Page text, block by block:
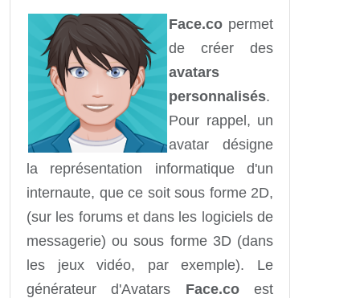
Face.co permet
de créer des
avatars
personnalisés.
Pour rappel, un
avatar désigne
la représentation informatique d'un
internaute, que ce soit sous forme 2D,
(sur les forums et dans les logiciels de
messagerie) ou sous forme 3D (dans
les jeux vidéo, par exemple). Le
générateur d'Avatars Face.coest